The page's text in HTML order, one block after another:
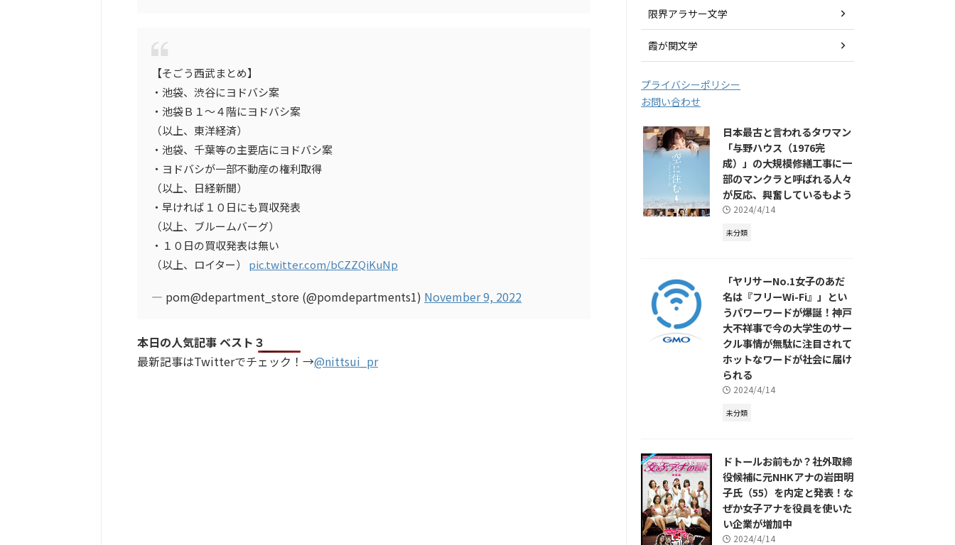
【そごう西武まとめ】
・池袋、渋谷にヨドバシ案
・池袋Ｂ１〜４階にヨドバシ案
（以上、東洋経済）
・池袋、千葉等の主要店にヨドバシ案
・ヨドバシが一部不動産の権利取得
（以上、日経新聞）
・早ければ１０日にも買収発表
（以上、ブルームバーグ）
・１０日の買収発表は無い
（以上、ロイター） pic.twitter.com/bCZZQiKuNp
— pom@department_store (@pomdepartments1) November 9, 2022
本日の人気記事 ベスト３
最新記事はTwitterでチェック！→@nittsui_pr
限界アラサー文学
霞が関文学
プライバシーポリシー
お問い合わせ
日本最古と言われるタワマン
「与野ハウス（1976完
成）」の大規模修繕工事に一
部のマンクラと呼ばれる人々
が反応、興奮しているもよう
2024/4/14
未分類
「ヤリサーNo.1女子のあだ
名は『フリーWi-Fi』」とい
うパワーワードが爆誕！神戸
大不祥事で今の大学生のサー
クル事情が無駄に注目されて
ホットなワードが社会に届け
られる
2024/4/14
未分類
ドトールお前もか？社外取締
役候補に元NHKアナの岩田明
子氏（55）を内定と発表！な
ぜか女子アナを役員を使いた
い企業が増加中
2024/4/14